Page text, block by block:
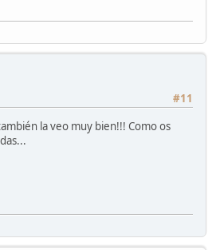
#11
la veo muy bien!!! Como os